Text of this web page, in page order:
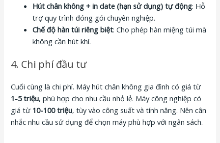
Hút chân không + in date (hạn sử dụng) tự động: Hỗ
trợ quy trình đóng gói chuyên nghiệp.
Chế độ hàn túi riêng biệt: Cho phép hàn miệng túi mà
không cần hút khí.
4. Chi phí đầu tư
Cuối cùng là chi phí. Máy hút chân không gia đình có giá từ
1-5 triệu, phù hợp cho nhu cầu nhỏ lẻ. Máy công nghiệp có
giá từ 10-100 triệu, tùy vào công suất và tính năng. Nên cân
nhắc nhu cầu sử dụng để chọn máy phù hợp với ngân sách.